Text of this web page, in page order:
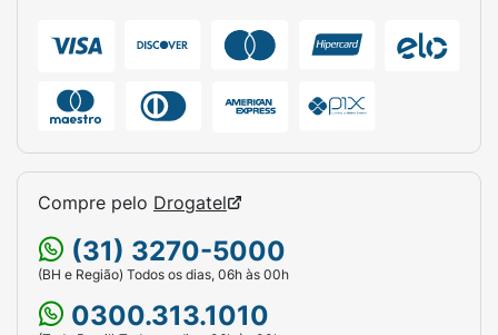
Compre pelo Drogatel
(31) 3270-5000
(BH e Região) Todos os dias, 06h às 00h
0300.313.1010